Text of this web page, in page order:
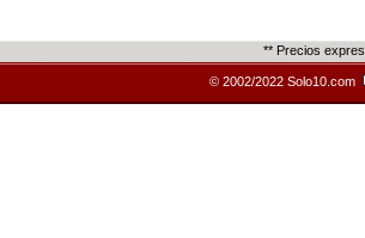
** Precios
© 2002/2022 Solo10.com